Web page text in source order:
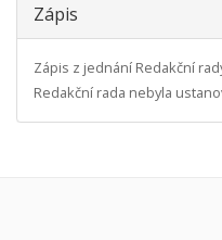
Zápis
Zápis z jednání Redakční
Redakční rada nebyla